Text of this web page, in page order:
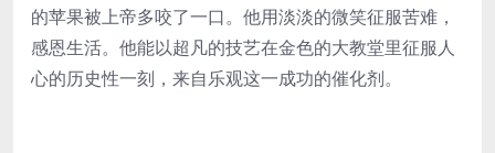
的苹果被上帝多咬了一口。他用淡淡的微笑征服苦难，
感恩生活。他能以超凡的技艺在金色的大教堂里征服人
心的历史性一刻，来自乐观这一成功的催化剂。